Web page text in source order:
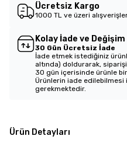
Ücretsiz Kargo
1000 TL ve üzeri
Kolay İade ve Değişim
30 Gün Ücretsiz İade
İade etmek istediğiniz
altında) doldurarak,
30 gün içerisinde ürünle
Ürünlerin iade edilebilmesi
gerekmektedir.
Ürün Detayları